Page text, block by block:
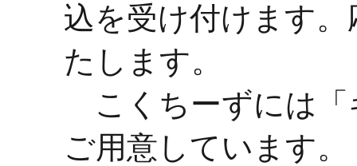
込を受け付けます
たします。
こくちーずには「
ご用意しています。